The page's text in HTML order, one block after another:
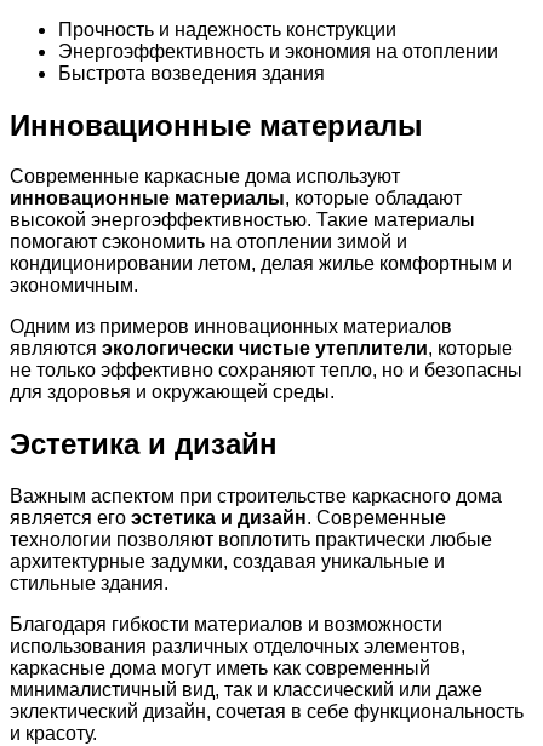
Прочность и надежность конструкции
Энергоэффективность и экономия на отоплении
Быстрота возведения здания
Инновационные материалы
Современные каркасные дома используют
инновационные материалы, которые обладают
высокой энергоэффективностью. Такие материалы
помогают сэкономить на отоплении зимой и
кондиционировании летом, делая жилье комфортным и
экономичным.
Одним из примеров инновационных материалов
являются экологически чистые утеплители, которые
не только эффективно сохраняют тепло, но и безопасны
для здоровья и окружающей среды.
Эстетика и дизайн
Важным аспектом при строительстве каркасного дома
является его эстетика и дизайн. Современные
технологии позволяют воплотить практически любые
архитектурные задумки, создавая уникальные и
стильные здания.
Благодаря гибкости материалов и возможности
использования различных отделочных элементов,
каркасные дома могут иметь как современный
минималистичный вид, так и классический или даже
эклектический дизайн, сочетая в себе функциональность
и красоту.